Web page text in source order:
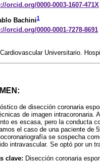
orcid.org/0000-0003-1607-471X
Bachini1
orcid.org/0000-0001-7278-8691
Universitario.
de disección coronaria
de imagen intracoronaria.
es escasa, pero la conducta
el caso de una paciente de
se sospecha
intravascular. Se optó por un
clave: Disección coronaria